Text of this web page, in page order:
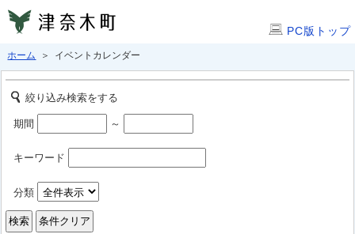
PC版トップ
ホーム ＞ イベントカレンダー
絞り込み検索をする
期間 ～
キーワード
分類